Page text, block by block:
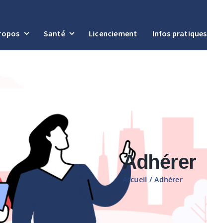
Santé Licenciement Infos pratiques
Adhérer
Accueil / Adhérer